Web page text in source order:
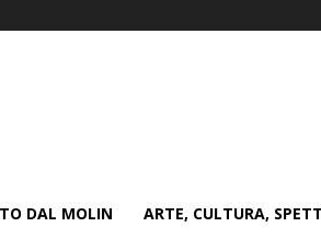
DAL MOLIN ARTE, CULTURA,